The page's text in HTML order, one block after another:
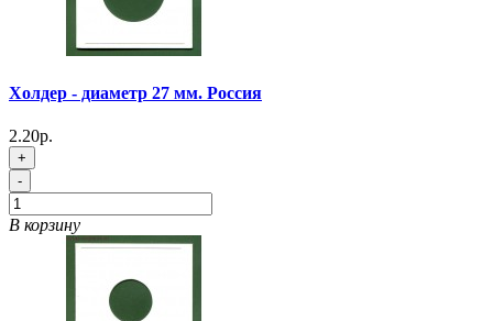
Холдер - диаметр 27 мм. Россия
2.20р.
+
-
В корзину